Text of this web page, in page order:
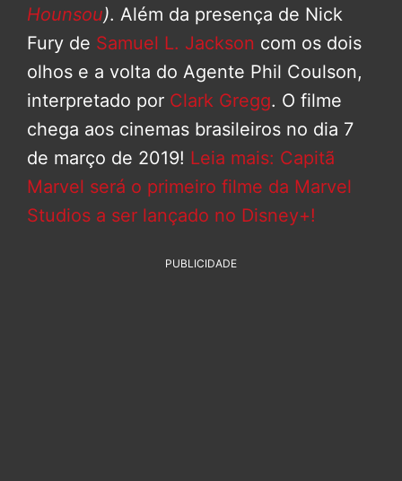
Hounsou). Além da presença de Nick
Fury de Samuel L. Jackson com os dois
olhos e a volta do Agente Phil Coulson,
interpretado por Clark Gregg. O filme
chega aos cinemas brasileiros no dia 7
de março de 2019! Leia mais: Capitã
Marvel será o primeiro filme da Marvel
Studios a ser lançado no Disney+!
PUBLICIDADE